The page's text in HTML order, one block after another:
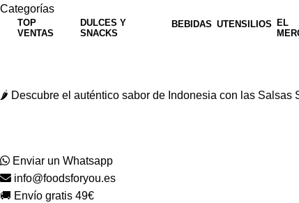
Categorías
TOP
VENTAS
DULCES Y
SNACKS
BEBIDAS UTENSILIOS
EL
🌶️ Descubre el auténtico sabor de Indonesia con las Salsas
Enviar un Whatsapp
info@foodsforyou.es
🚚 Envío gratis 49€